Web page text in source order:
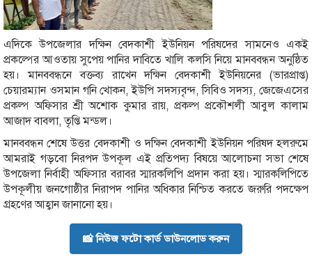
এদিকে উপজেলার দক্ষিন বেদকাশী ইউনিয়ন পরিষদের সামনেও একই
প্রকল্পের আওতায় সুপেয় পানির দাবিতে খালি কলসি নিয়ে মানববন্ধন অনুষ্ঠিত
হয়। মানববন্ধনে বক্তব্য রাখেন দক্ষিন বেদকাশী ইউনিয়নের (ভারপ্রাপ্ত)
চেয়ারম্যান ওসমান গনি খোকন, ইউপি সদস্যবৃন্দ, সিবিও সদস্য, জেজেএসের
প্রকল্প অফিসার শ্রী অশোক কুমার রায়, প্রকল্প প্রকৌশলী আবুল কালাম
আজাদ বাবলা, তৃপ্তি মন্ডল।
মানববন্ধন শেষে উত্তর বেদকাশী ও দক্ষিন বেদকাশী ইউনিয়ন পরিষদ হলরুমে
আমরাই গড়বো নিরপদ উপকূল এই প্রতিপদ্য বিষয়ে আলোচনা সভা শেষে
উপজেলা নির্বাহী অফিসার বরাবর স্মারকলিপি প্রদান করা হয়। স্মারকলিপিতে
উপকূলীয় জনগোষ্ঠীর নিরাপদ পানির অধিকার নিশ্চিত করতে জরুরি পদক্ষেপ
গ্রহণের আহ্বান জানানো হয়।
📸 নিউজ ফটো কার্ড ডাউনলোড করুন